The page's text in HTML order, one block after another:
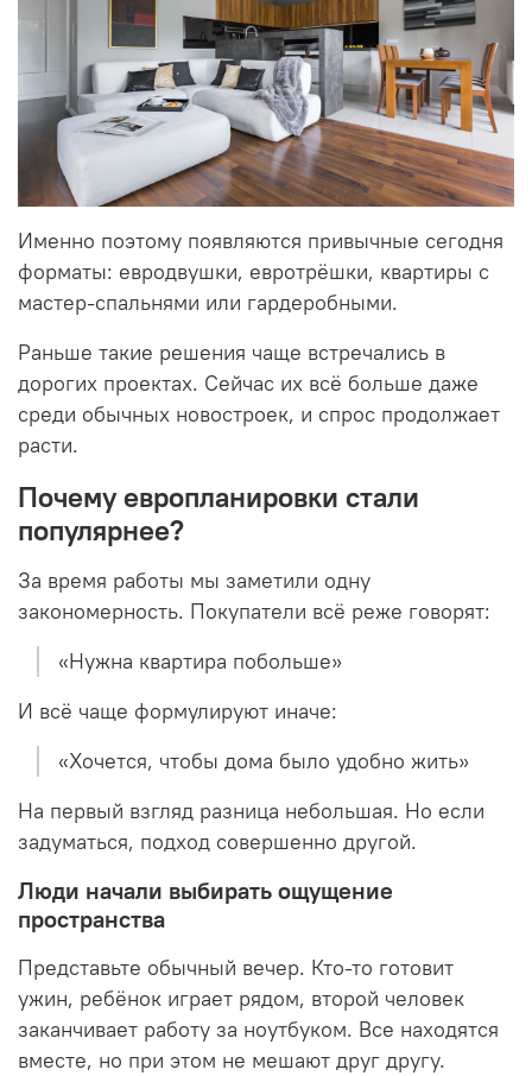
Именно поэтому появляются привычные сегодня
форматы: евродвушки, евротрёшки, квартиры с
мастер-спальнями или гардеробными.
Раньше такие решения чаще встречались в
дорогих проектах. Сейчас их всё больше даже
среди обычных новостроек, и спрос продолжает
расти.
Почему европланировки стали
популярнее?
За время работы мы заметили одну
закономерность. Покупатели всё реже говорят:
«Нужна квартира побольше»
И всё чаще формулируют иначе:
«Хочется, чтобы дома было удобно жить»
На первый взгляд разница небольшая. Но если
задуматься, подход совершенно другой.
Люди начали выбирать ощущение
пространства
Представьте обычный вечер. Кто-то готовит
ужин, ребёнок играет рядом, второй человек
заканчивает работу за ноутбуком. Все находятся
вместе, но при этом не мешают друг другу.